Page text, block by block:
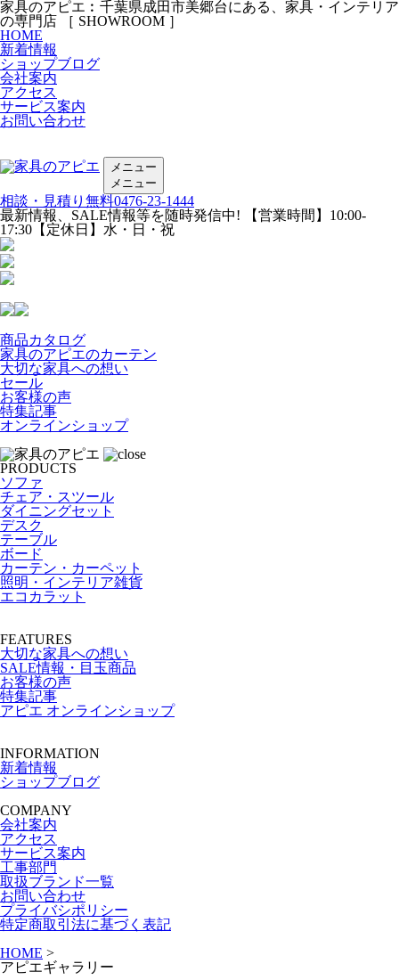
家具のアピエ︰千葉県成田市美郷台にある、家具・インテリア
の専門店 ［ SHOWROOM ］
HOME
新着情報
ショップブログ
会社案内
アクセス
サービス案内
お問い合わせ
メニュー
メニュー
相談・見積り無料0476-23-1444
最新情報、SALE情報等を随時発信中!
【営業時間】 10:00-
17:30 【定休日】 水・日・祝
商品カタログ
家具のアピエのカーテン
大切な家具への想い
セール
お客様の声
特集記事
オンラインショップ
PRODUCTS
ソファ
チェア・スツール
ダイニングセット
デスク
テーブル
ボード
カーテン・カーペット
照明・インテリア雑貨
エコカラット
FEATURES
大切な家具への想い
SALE情報・目玉商品
お客様の声
特集記事
アピエ オンラインショップ
INFORMATION
新着情報
ショップブログ
COMPANY
会社案内
アクセス
サービス案内
工事部門
取扱ブランド一覧
お問い合わせ
プライバシポリシー
特定商取引法に基づく表記
HOME >
アピエギャラリー